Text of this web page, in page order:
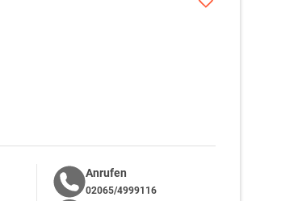
Anrufen
02065/4999116